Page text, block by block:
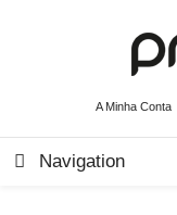
A Minha Conta
Navigation